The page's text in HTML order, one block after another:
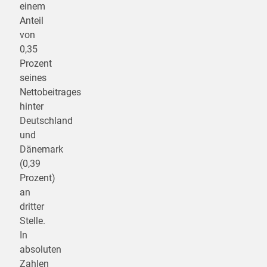
einem
Anteil
von
0,35
Prozent
seines
Nettobeitrages
hinter
Deutschland
und
Dänemark
(0,39
Prozent)
an
dritter
Stelle.
In
absoluten
Zahlen